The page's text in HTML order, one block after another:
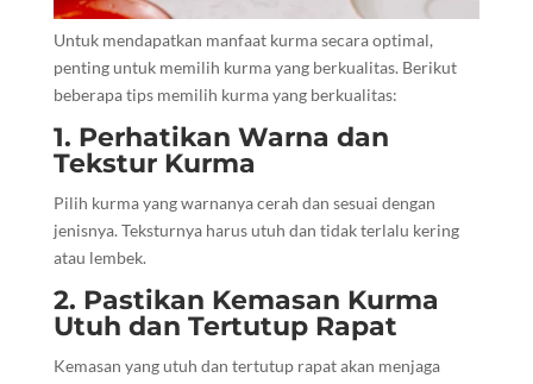
Untuk mendapatkan manfaat kurma secara optimal,
penting untuk memilih kurma yang berkualitas. Berikut
beberapa tips memilih kurma yang berkualitas:
1. Perhatikan Warna dan
Tekstur Kurma
Pilih kurma yang warnanya cerah dan sesuai dengan
jenisnya. Teksturnya harus utuh dan tidak terlalu kering
atau lembek.
2. Pastikan Kemasan Kurma
Utuh dan Tertutup Rapat
Kemasan yang utuh dan tertutup rapat akan menjaga